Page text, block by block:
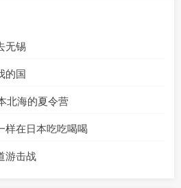
无锡
的国
北海的夏令营
样在日本吃吃喝喝
游击战